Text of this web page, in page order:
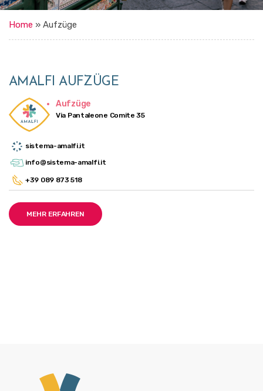
Home » Aufzüge
AMALFI AUFZÜGE
Aufzüge
Via Pantaleone Comite 35
sistema-amalfi.it
info@sistema-amalfi.it
+39 089 873 518
MEHR ERFAHREN